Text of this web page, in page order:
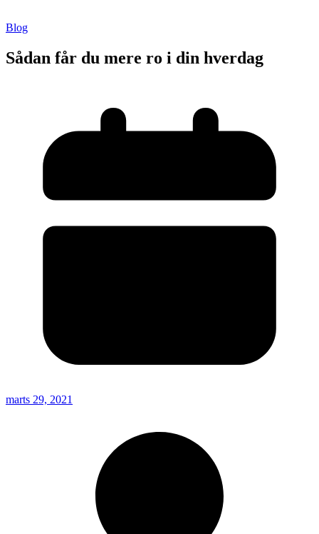
Blog
Sådan får du mere ro i din hverdag
marts 29, 2021